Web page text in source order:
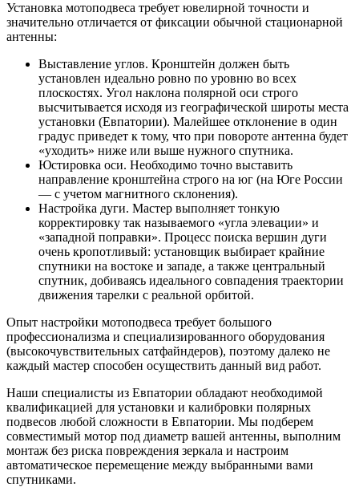
Установка мотоподвеса требует ювелирной точности и
значительно отличается от фиксации обычной стационарной
антенны:
Выставление углов. Кронштейн должен быть
установлен идеально ровно по уровню во всех
плоскостях. Угол наклона полярной оси строго
высчитывается исходя из географической широты места
установки (Евпатории). Малейшее отклонение в один
градус приведет к тому, что при повороте антенна будет
«уходить» ниже или выше нужного спутника.
Юстировка оси. Необходимо точно выставить
направление кронштейна строго на юг (на Юге России
— с учетом магнитного склонения).
Настройка дуги. Мастер выполняет тонкую
корректировку так называемого «угла элевации» и
«западной поправки». Процесс поиска вершин дуги
очень кропотливый: установщик выбирает крайние
спутники на востоке и западе, а также центральный
спутник, добиваясь идеального совпадения траектории
движения тарелки с реальной орбитой.
Опыт настройки мотоподвеса требует большого
профессионализма и специализированного оборудования
(высокочувствительных сатфайндеров), поэтому далеко не
каждый мастер способен осуществить данный вид работ.
Наши специалисты из Евпатории обладают необходимой
квалификацией для установки и калибровки полярных
подвесов любой сложности в Евпатории. Мы подберем
совместимый мотор под диаметр вашей антенны, выполним
монтаж без риска повреждения зеркала и настроим
автоматическое перемещение между выбранными вами
спутниками.